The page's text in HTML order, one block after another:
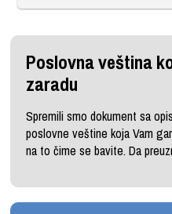
Poslovna veština
zaradu
Spremili smo dokument sa
poslovne veštine koja Vam
na to čime se bavite. Da